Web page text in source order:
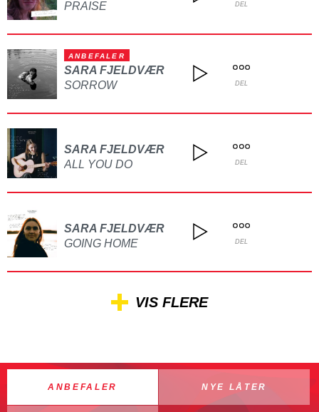
PRAISE
DEL
ANBEFALER
SARA FJELDVÆR
SORROW
DEL
SARA FJELDVÆR
ALL YOU DO
DEL
SARA FJELDVÆR
GOING HOME
DEL
VIS FLERE
ANBEFALER NYE LÅTER